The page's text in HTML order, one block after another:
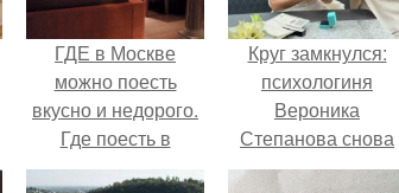
ГДЕ в Москве
можно поесть
вкусно и недорого.
Где поесть в
Москве вкусно и
Круг замкнулся:
психологиня
Вероника
Степанова снова
вышла замуж за